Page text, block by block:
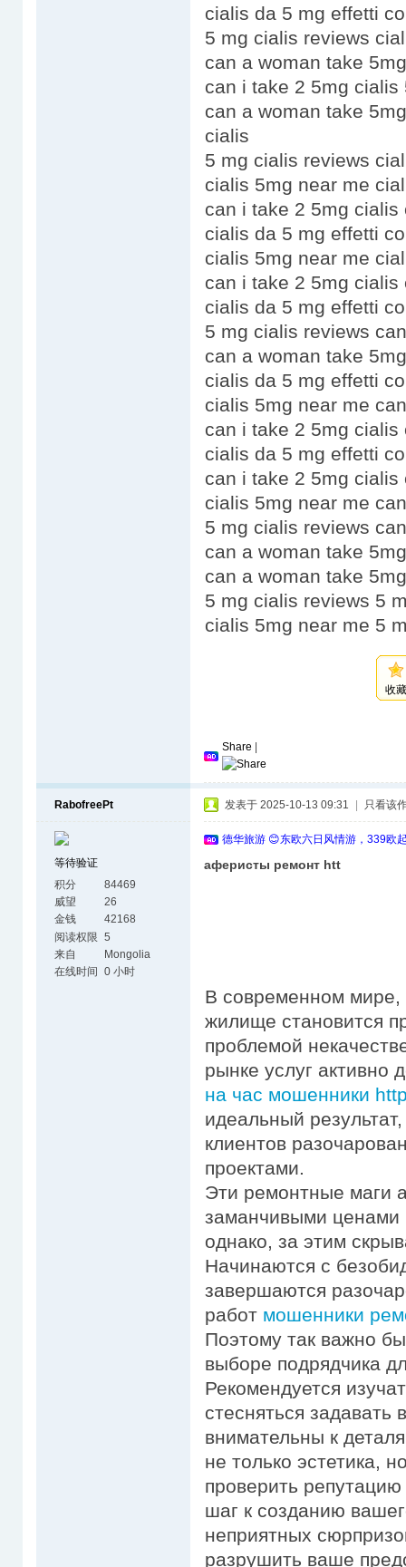
cialis da 5 mg effetti
5 mg cialis reviews
can a woman take
can i take 2 5mg
can a woman take
cialis
5 mg cialis reviews
cialis 5mg near me
can i take 2 5mg
cialis da 5 mg effetti
cialis 5mg near me
can i take 2 5mg
cialis da 5 mg effetti
5 mg cialis reviews
can a woman take
cialis da 5 mg effetti
cialis 5mg near me
can i take 2 5mg
cialis da 5 mg effetti
can i take 2 5mg
cialis 5mg near me
5 mg cialis reviews
can a woman take
can a woman take
5 mg cialis reviews 5
cialis 5mg near me 5
收
Share
RabofreePt
等待验证
积分
84469
威望
26
金钱
42168
阅读权限 5
来自
Mongolia
在线时间
0 小时
发表于 2025-10-13 09:31 只看该
德华旅游 😊东欧六日风情游，339欧
аферисты ремонт htt
В современном мире,
жилище становится
проблемой
рынке услуг
на час мошенники
идеальный
клиентов
проектами.
Эти ремонтные маги
заманчивыми
однако, за этим
Начинаются с
завершаются
работ мошенники
Поэтому так важно
выборе подрядчика
Рекомендуется
стесняться
внимательны к
не только эстетика,
проверить
шаг к созданию
неприятных
разрушить ваше